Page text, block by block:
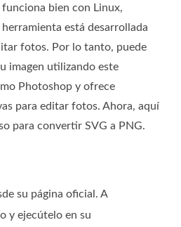
bien con Linux,
está desarrollada
fotos. Por lo tanto, puede
imagen utilizando este
Photoshop y ofrece
para editar fotos. Ahora, aquí
para convertir SVG a PNG.
su página oficial. A
y ejecútelo en su